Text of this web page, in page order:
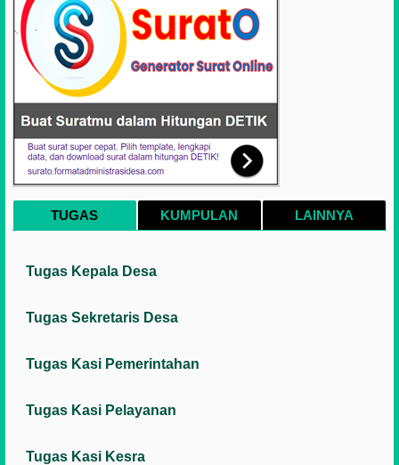
TUGAS KUMPULAN LAINNYA
Tugas Kepala Desa
Tugas Sekretaris Desa
Tugas Kasi Pemerintahan
Tugas Kasi Pelayanan
Tugas Kasi Kesra